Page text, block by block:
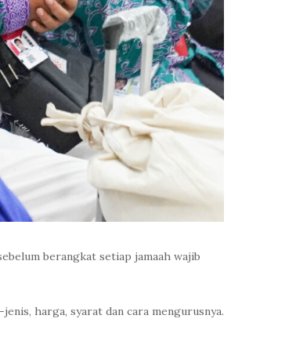
berangkat setiap jamaah wajib
harga, syarat dan cara mengurusnya.